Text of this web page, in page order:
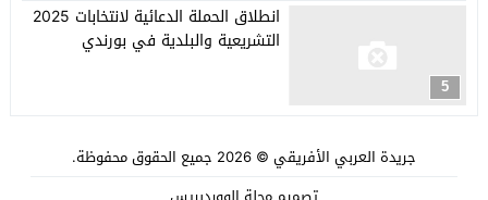
5
انطلاق الحملة الدعائية لانتخابات 2025
التشريعية والبلدية في بورندي
جريدة العربي الأفريقي © 2026 جميع الحقوق محفوظة.